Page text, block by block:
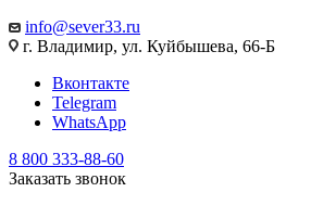
info@sever33.ru
г. Владимир, ул. Куйбышева, 66-Б
Вконтакте
Telegram
WhatsApp
8 800 333-88-60
Заказать звонок